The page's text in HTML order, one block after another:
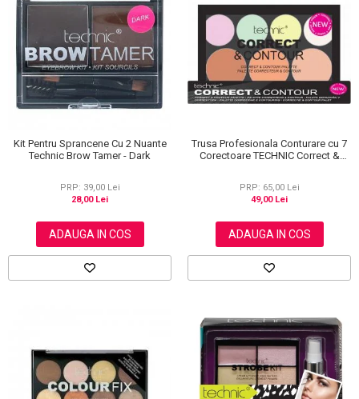
Kit Pentru Sprancene Cu 2 Nuante
Technic Brow Tamer - Dark
PRP: 39,00 Lei
28,00 Lei
ADAUGA IN COS
Trusa Profesionala Conturare cu 7
Corectoare TECHNIC Correct &
PRP: 65,00 Lei
49,00 Lei
ADAUGA IN COS